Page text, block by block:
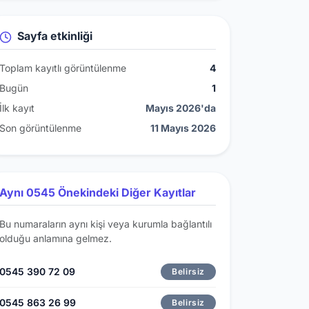
Sayfa etkinliği
Toplam kayıtlı görüntülenme
4
Bugün
1
İlk kayıt
Mayıs 2026'da
Son görüntülenme
11 Mayıs 2026
Aynı 0545 Önekindeki Diğer Kayıtlar
Bu numaraların aynı kişi veya kurumla bağlantılı
olduğu anlamına gelmez.
0545 390 72 09 Belirsiz
0545 863 26 99 Belirsiz